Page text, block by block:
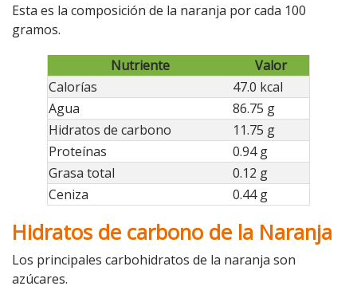
Esta es la composición de la naranja por cada 100
gramos.
Nutriente
Valor
Calorías
47.0 kcal
Agua
86.75 g
Hidratos de carbono
11.75 g
Proteínas
0.94 g
Grasa total
0.12 g
Ceniza
0.44 g
Hidratos de carbono de la Naranja
Los principales carbohidratos de la naranja son
azúcares.